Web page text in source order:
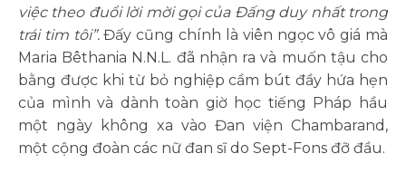
việc theo đuổi lời mời gọi của Đấng duy nhất trong
trái tim tôi”.Đấy cũng chính là viên ngọc vô giá mà
Maria Bêthania N.N.L. đã nhận ra và muốn tậu cho
bằng được khi từ bỏ nghiệp cầm bút đầy hứa hẹn
của mình và dành toàn giờ học tiếng Pháp hầu
một ngày không xa vào Đan viện Chambarand,
một cộng đoàn các nữ đan sĩ do Sept-Fons đỡ đầu.